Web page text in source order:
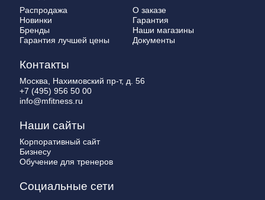
Распродажа
Новинки
Бренды
Гарантия лучшей цены
О заказе
Гарантия
Наши магазины
Документы
Контакты
Москва, Нахимовский пр-т, д. 56
+7 (495) 956 50 00
info@mfitness.ru
Наши сайты
Корпоративный сайт
Бизнесу
Обучение для тренеров
Социальные сети